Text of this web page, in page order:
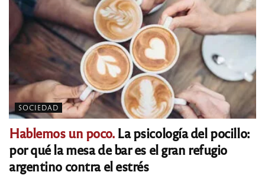
SOCIEDAD
Hablemos un poco.La psicología del pocillo:
por qué la mesa de bar es el gran refugio
argentino contra el estrés